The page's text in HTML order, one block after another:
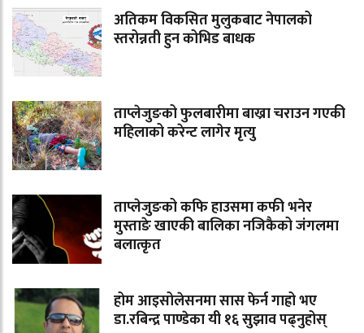
अतिकम विकसित मुलुकबाट नेपालको
स्तरोन्नती हुन कोभिड बाधक
ताप्लेजुङको फुलबारीमा बाख्रा चराउन गएकी
महिलाको करेन्ट लागेर मृत्यु
ताप्लेजुङको कफि हाउसमा कफी भनेर
मुस्ताङे खाएकी बालिका नजिकैको जंगलमा
बलात्कृत
होम आइसोलेसनमा सास फेर्न गाह्रो भए
डा.रबिन्द्र पाण्डेका यी १६ सुझाव पढ्नुहोस्